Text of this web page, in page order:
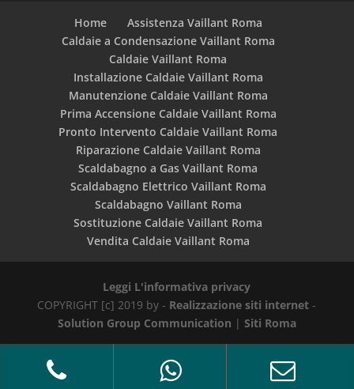
Home
Assistenza Vaillant Roma
Caldaie a Condensazione Vaillant Roma
Caldaie Vaillant Roma
Installazione Caldaie Vaillant Roma
Manutenzione Caldaie Vaillant Roma
Prima Accensione Caldaie Vaillant Roma
Pronto Intervento Caldaie Vaillant Roma
Riparazione Caldaie Vaillant Roma
Scaldabagno a Gas Vaillant Roma
Scaldabagno Elettrico Vaillant Roma
Scaldabagno Vaillant Roma
Sostituzione Caldaie Vaillant Roma
Vendita Caldaie Vaillant Roma
Leggi L'informativa privacy
COPYRIGHT [c] 2019 by - Realizzazione siti internet -
Solution Group Communication | Siti Roma